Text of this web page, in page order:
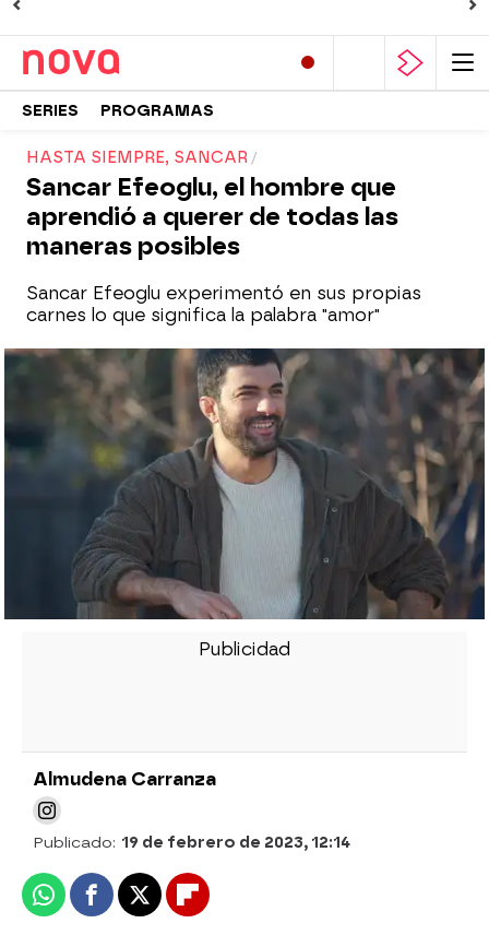
SERIES PROGRAMAS
HASTA SIEMPRE, SANCAR
Sancar Efeoglu, el hombre que
aprendió a querer de todas las
maneras posibles
Sancar Efeoglu experimentó en sus propias
carnes lo que significa la palabra "amor"
Almudena Carranza
Publicado: 19 de febrero de 2023, 12:14
WhatsappFacebook
X Flipboard